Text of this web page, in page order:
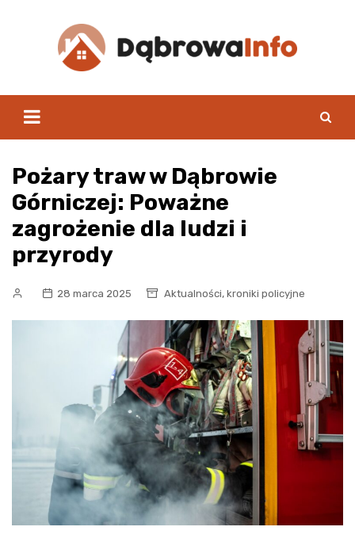
Pożary traw w Dąbrowie
Górniczej: Poważne
zagrożenie dla ludzi i
przyrody
28 marca 2025 Aktualności, kroniki policyjne